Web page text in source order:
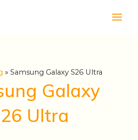
Samsung Galaxy S26 Ultra
Galaxy
Ultra